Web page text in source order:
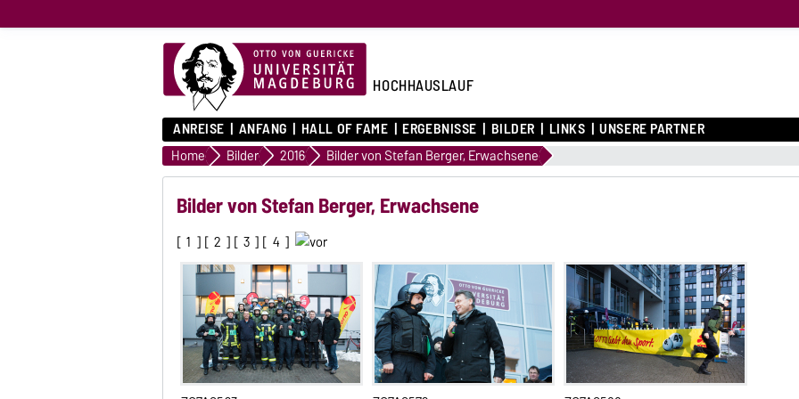
HOCHHAUSLAUF
ANREISE ANFANG HALL OF FAME ERGEBNISSE BILDER LINKS UNSERE PARTNER
Home Bilder 2016 Bilder von Stefan Berger, Erwachsene
Bilder von Stefan Berger, Erwachsene
[ 1 ] [ 2 ] [ 3 ] [ 4 ]